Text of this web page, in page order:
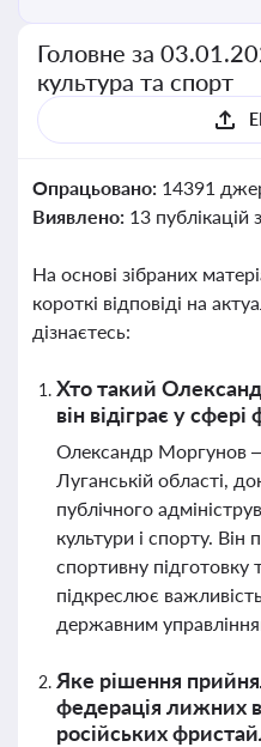
Головне за
культура та спорт
Опрацьовано: 14391
Виявлено: 13 публікацій
На основі зібраних
короткі відповіді на
дізнаєтесь:
Хто такий
він відіграє у
Олександр Моргунов
Луганській області,
публічного
культури і спорту. Він
спортивну підготовку
підкреслює
державним
Яке рішення
федерація лижних
російських